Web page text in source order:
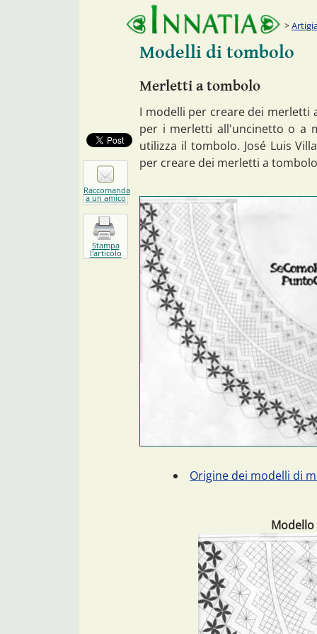
Modelli di tombolo
Merletti a tombolo
I modelli per creare dei merletti
per i merletti all'uncinetto o a
utilizza il tombolo. José Luis
per creare dei merletti a
Origine dei modelli di
Raccomanda
a un amico
Stampa
l'articolo